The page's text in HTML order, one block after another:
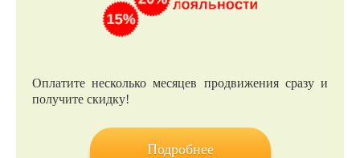
Оплатите несколько месяцев продвижения сразу и
получите скидку!
Подробнее